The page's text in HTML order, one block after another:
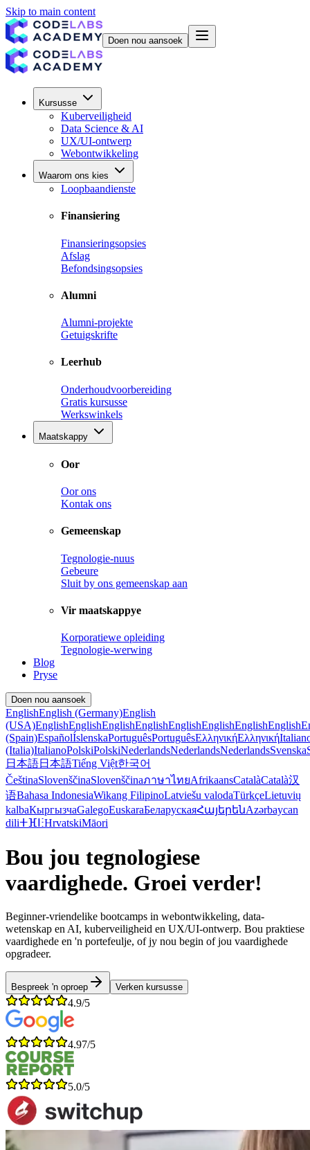
Skip to main content
Doen nou aansoek
Kursusse
Kuberveiligheid
Data Science & AI
UX/UI-ontwerp
Webontwikkeling
Waarom ons kies
Loopbaandienste
Finansiering
Finansieringsopsies
Afslag
Befondsingsopsies
Alumni
Alumni-projekte
Getuigskrifte
Leerhub
Onderhoudvoorbereiding
Gratis kursusse
Werkswinkels
Maatskappy
Oor
Oor ons
Kontak ons
Gemeenskap
Tegnologie-nuus
Gebeure
Sluit by ons gemeenskap aan
Vir maatskappye
Korporatiewe opleiding
Tegnologie-werwing
Blog
Pryse
Doen nou aansoek
EnglishEnglish (Germany)English
(USA)EnglishEnglishEnglishEnglishEnglishEnglishEnglishEnglish
(Spain)EspañolÍslenskaPortuguêsPortuguêsΕλληνικήΕλληνική
(Italia)ItalianoPolskiPolskiNederlandsNederlandsNederlandsSvenska
日本語日本語Tiếng Việt한국어
ČeštinaSlovenščinaSlovenščinaภาษาไทยAfrikaansCatalàCatalà汉
语Bahasa IndonesiaWikang FilipinoLatviešu valodaTürkçeLietuvių
kalbaКыргызчаGalegoEuskaraБеларускаяՀայերենAzərbaycan
diliⵜⴼⵏⵗHrvatskiMāori
Bou jou tegnologiese
vaardighede. Groei verder!
Beginner-vriendelike bootcamps in webontwikkeling, data-
wetenskap en AI, kuberveiligheid en UX/UI-ontwerp. Bou praktiese
vaardighede en 'n portefeulje, of jy nou begin of jou vaardighede
opgradeer.
Bespreek 'n oproep Verken kursusse
4.9/5
4.97/5
5.0/5